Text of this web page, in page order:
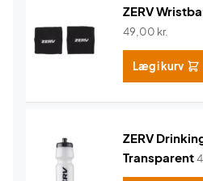
ZERV
49,00 kr.
Læg i kurv
ZERV
Transparent